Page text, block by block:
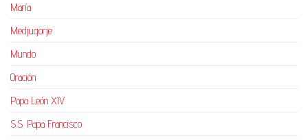
María
Medjugorje
Mundo
Oración
Papa León XIV
S.S. Papa Francisco